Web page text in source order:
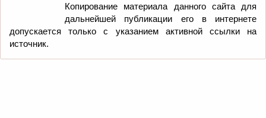
Копирование материала данного сайта для
дальнейшей публикации его в интернете
допускается только с указанием активной ссылки на
источник.